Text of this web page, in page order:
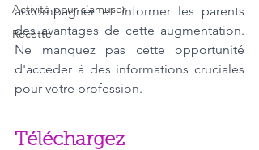
Activité pour s'amuser
Recette
accompagner et informer les parents
des avantages de cette augmentation.
Ne manquez pas cette opportunité
d'accéder à des informations cruciales
pour votre profession.
Téléchargez